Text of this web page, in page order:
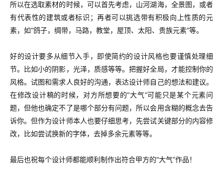
所以在选取素材的时候，可以首先考虑，山河湖海，全景图，或者
有代表性的建筑或者标识；再者可以挑选带有积极向上性质的元
素，如“鸽子，绸带，马路，教堂，屋顶、太阳、贵族元素”等。
好的设计要多从细节入手，即使简约的设计风格也要谨慎处理细
节。比如小的阴影，光泽，质感等等。把握好全局，才能控制你的
风格。试图和需求人良好的沟通，表达设计师自己的想法和建议。
在修改设计稿的时候，对方所想要的“大气”可能只是某个元素问
题，但他也确定不了是哪个部分有问题，所以会用含糊的概念去告
诉你。但作为设计师本人也要仔细思考，先尝试关键部分的内容修
改，比如尝试换新的字体，去掉多余元素等等。
最后也祝每个设计师都能顺利制作出符合甲方的“大气”作品！